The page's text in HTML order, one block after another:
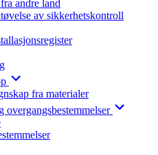
andre land
av sikkerhetskontroll
fra materialer